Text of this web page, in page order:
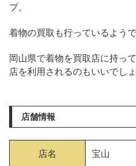
プ。
着物の買取も行っているようで
岡山県で着物を買取店に持っ
店を利用されるのもいいでしょ
店舗情報
店名 宝山